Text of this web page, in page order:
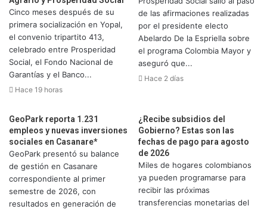
Cinco meses después de su
primera socialización en Yopal,
el convenio tripartito 413,
celebrado entre Prosperidad
Social, el Fondo Nacional de
Garantías y el Banco...
Hace 19 horas
de las afirmaciones realizadas
por el presidente electo
Abelardo De la Espriella sobre
el programa Colombia Mayor y
aseguró que...
Hace 2 días
GeoPark reporta 1.231
empleos y nuevas inversiones
sociales en Casanare*
GeoPark presentó su balance
de gestión en Casanare
correspondiente al primer
semestre de 2026, con
resultados en generación de
¿Recibe subsidios del
Gobierno? Estas son las
fechas de pago para agosto
de 2026
Miles de hogares colombianos
ya pueden programarse para
recibir las próximas
transferencias monetarias del